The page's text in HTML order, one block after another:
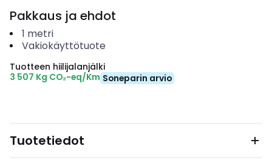
Pakkaus ja ehdot
1 metri
Vakiokäyttötuote
Tuotteen hiilijalanjälki
3 507 Kg CO₂-eq/Km Soneparin arvio
Tuotetiedot